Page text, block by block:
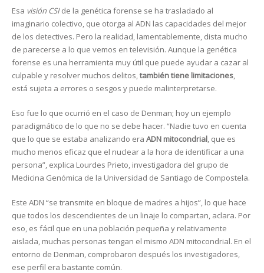
Esa visión CSIde la genética forense se ha trasladado al
imaginario colectivo, que otorga al ADN las capacidades del mejor
de los detectives. Pero la realidad, lamentablemente, dista mucho
de parecerse a lo que vemos en televisión. Aunque la genética
forense es una herramienta muy útil que puede ayudar a cazar al
culpable y resolver muchos delitos,también tiene limitaciones,
está sujeta a errores o sesgos y puede malinterpretarse.
Eso fue lo que ocurrió en el caso de Denman; hoy un ejemplo
paradigmático de lo que no se debe hacer. “Nadie tuvo en cuenta
que lo que se estaba analizando era ADN mitocondrial, que es
mucho menos eficaz que el nuclear a la hora de identificar a una
persona”, explica Lourdes Prieto, investigadora del grupo de
Medicina Genómica de la Universidad de Santiago de Compostela.
Este ADN “se transmite en bloque de madres a hijos”, lo que hace
que todos los descendientes de un linaje lo compartan, aclara. Por
eso, es fácil que en una población pequeña y relativamente
aislada, muchas personas tengan el mismo ADN mitocondrial. En el
entorno de Denman, comprobaron después los investigadores,
ese perfil era bastante común.